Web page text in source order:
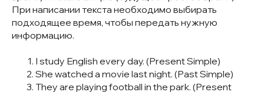
При написании текста необходимо выбирать
подходящее время, чтобы передать нужную
информацию.
I study English every day. (Present Simple)
She watched a movie last night. (Past Simple)
They are playing football in the park. (Present